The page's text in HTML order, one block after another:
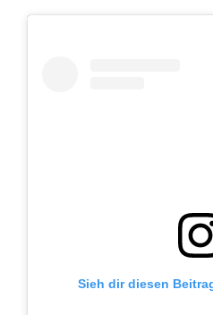
Sieh dir diesen